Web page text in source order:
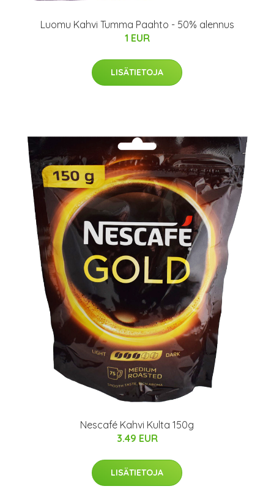
Luomu Kahvi Tumma Paahto - 50% alennus
1 EUR
LISÄTIETOJA
Nescafé Kahvi Kulta 150g
3.49 EUR
LISÄTIETOJA